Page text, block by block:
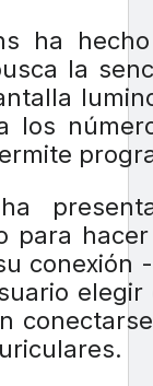
ha
la
los
para